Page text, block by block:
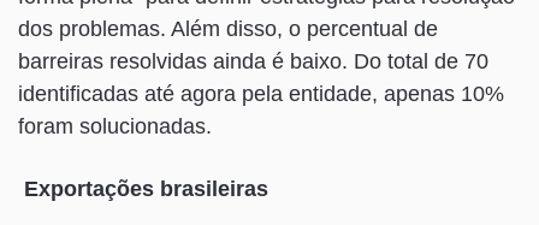
dos problemas. Além disso, o percentual de
barreiras resolvidas ainda é baixo. Do total de 70
identificadas até agora pela entidade, apenas 10%
foram solucionadas.
Exportações brasileiras